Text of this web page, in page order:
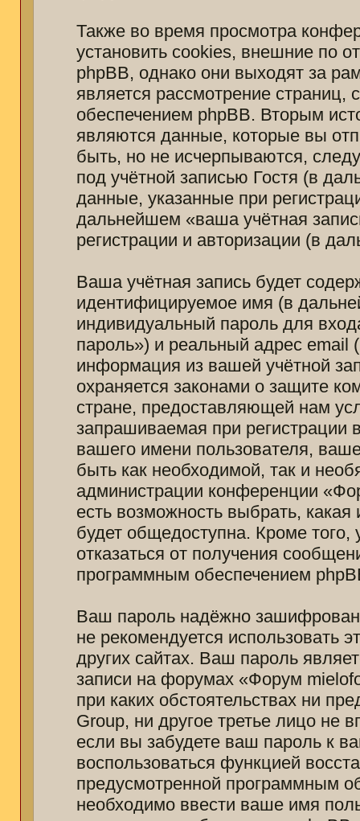
Также во время просмотра
установить cookies, внешние по
phpBB, однако они выходят за
является рассмотрение
обеспечением phpBB. Вторым
являются данные, которые вы
быть, но не исчерпываются,
под учётной записью Гостя (в
данные, указанные при
дальнейшем «ваша учётная
регистрации и авторизации (в
Ваша учётная запись будет
идентифицируемое имя (в
индивидуальный пароль для
пароль») и реальный адрес
информация из вашей учётной
охраняется законами о защите
стране, предоставляющей нам
запрашиваемая при
вашего имени пользователя,
быть как необходимой, так и
администрации конференции
есть возможность выбрать,
будет общедоступна. Кроме того,
отказаться от получения
программным обеспечением
Ваш пароль надёжно
не рекомендуется использовать
других сайтах. Ваш пароль
записи на форумах «Форум
при каких обстоятельствах ни
Group, ни другое третье лицо не
если вы забудете ваш пароль к
воспользоваться функцией
предусмотренной программным
необходимо ввести ваше имя